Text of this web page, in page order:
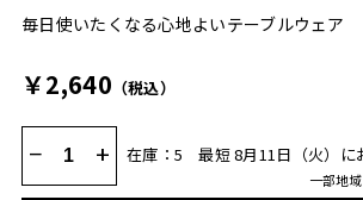
毎日使いたくなる心地よいテーブルウェア
￥2,640 （税込）
− + 在庫：5 最短 8月11日（火）に
一部地